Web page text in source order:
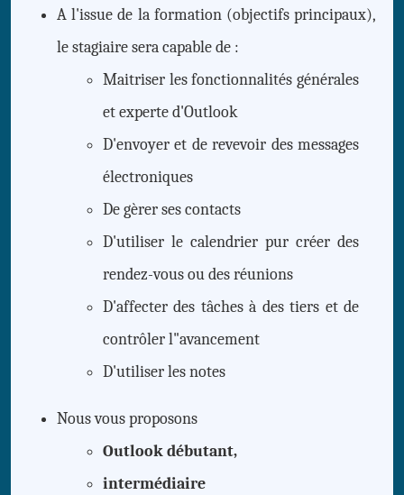
A l'issue de la formation (objectifs principaux),
le stagiaire sera capable de :
Maitriser les fonctionnalités générales
et experte d'Outlook
D'envoyer et de revevoir des messages
électroniques
De gèrer ses contacts
D'utiliser le calendrier pur créer des
rendez-vous ou des réunions
D'affecter des tâches à des tiers et de
contrôler l"avancement
D'utiliser les notes
Nous vous proposons
Outlook débutant,
intermédiaire